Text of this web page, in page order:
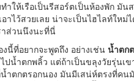
ำให้เรือเป็นรีสอร์ตเป็นห้องพัก มัน
าไว้สวยเลย น่าจะเป็นไฮไลท์ใหม่
าส่วนนึงนะที่นี่
นี้ที่อยากจะพูดถึง อย่างเช่น น้ำตก
ปน้ำตกพลิ้ว แต่ถ้าเป็นขลุงวัยรุ่นเข
ำตกตรอกนอง มันมีเสน่ห์ตรงที่คน